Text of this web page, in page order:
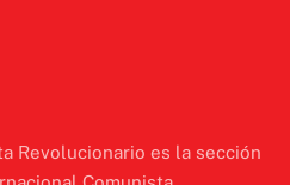
Revolucionario es la sección